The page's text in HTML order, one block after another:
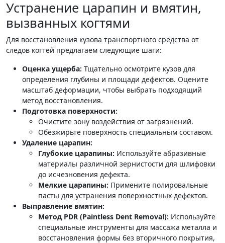
Устранение царапин и вмятин,
вызванных когтями
Для восстановления кузова транспортного средства от
следов когтей предлагаем следующие шаги:
Оценка ущерба: Тщательно осмотрите кузов для
определения глубины и площади дефектов. Оцените
масштаб деформации, чтобы выбрать подходящий
метод восстановления.
Подготовка поверхности:
Очистите зону воздействия от загрязнений.
Обезжирьте поверхность специальным составом.
Удаление царапин:
Глубокие царапины: Используйте абразивные
материалы различной зернистости для шлифовки
до исчезновения дефекта.
Мелкие царапины: Примените полировальные
пасты для устранения поверхностных дефектов.
Выправление вмятин:
Метод PDR (Paintless Dent Removal): Используйте
специальные инструменты для массажа металла и
восстановления формы без вторичного покрытия,